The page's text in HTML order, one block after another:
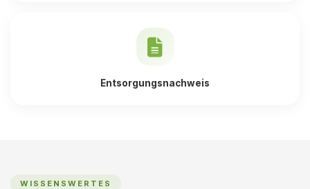
Entsorgungsnachweis
WISSENSWERTES